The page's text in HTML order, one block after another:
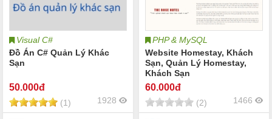
Visual C#
Đồ Án C# Quản Lý Khác
Sạn
50.000đ
(1) 1928
PHP & MySQL
Website Homestay, Khách
Sạn, Quản Lý Homestay,
Khách Sạn
60.000đ
(2) 1466